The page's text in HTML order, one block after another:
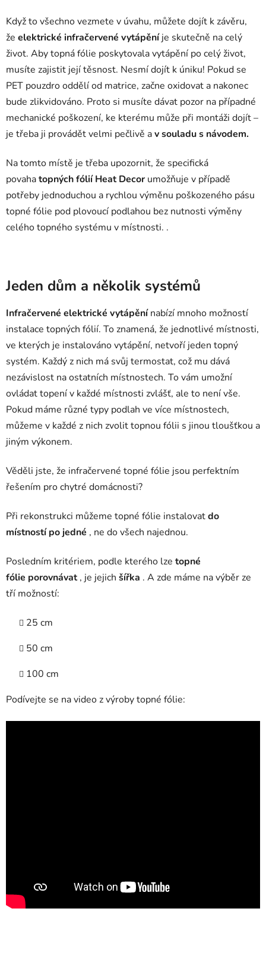
Když to všechno vezmete v úvahu, můžete dojít k závěru,
že elektrické infračervené vytápění je skutečně na celý
život. Aby topná fólie poskytovala vytápění po celý život,
musíte zajistit její těsnost. Nesmí dojít k úniku! Pokud se
PET pouzdro oddělí od matrice, začne oxidovat a nakonec
bude zlikvidováno. Proto si musíte dávat pozor na případné
mechanické poškození, ke kterému může při montáži dojít –
je třeba ji provádět velmi pečlivě av souladu s návodem.
Na tomto místě je třeba upozornit, že specifická
povahatopných fólií Heat Decor umožňuje v případě
potřeby jednoduchou a rychlou výměnu poškozeného pásu
topné fólie pod plovoucí podlahou bez nutnosti výměny
celého topného systému v místnosti. .
Jeden dům a několik systémů
Infračervené elektrické vytápění nabízí mnoho možností
instalace topných fólií. To znamená, že jednotlivé místnosti,
ve kterých je instalováno vytápění, netvoří jeden topný
systém. Každý z nich má svůj termostat, což mu dává
nezávislost na ostatních místnostech. To vám umožní
ovládat topení v každé místnosti zvlášť, ale to není vše.
Pokud máme různé typy podlah ve více místnostech,
můžeme v každé z nich zvolit topnou fólii s jinou tloušťkou a
jiným výkonem.
Věděli jste, že infračervené topné fólie jsou perfektním
řešením pro chytré domácnosti?
Při rekonstrukci můžeme topné fólie instalovatdo
místností po jedné , ne do všech najednou.
Posledním kritériem, podle kterého lze topné
fólie porovnávat , je jejich šířka . A zde máme na výběr ze
tří možností:
25 cm
50 cm
100 cm
Podívejte se na video z výroby topné fólie: